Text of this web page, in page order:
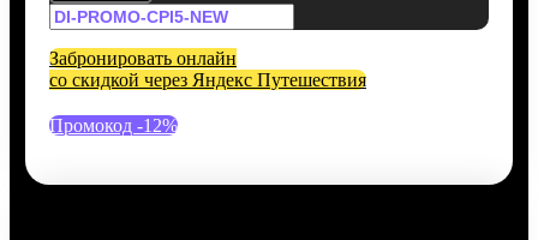
Забронировать онлайн
со скидкой через Яндекс Путешествия
Промокод -12%